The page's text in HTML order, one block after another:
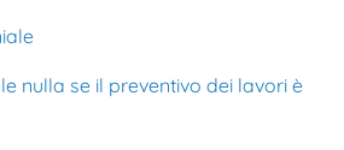
nulla se il preventivo dei lavori è